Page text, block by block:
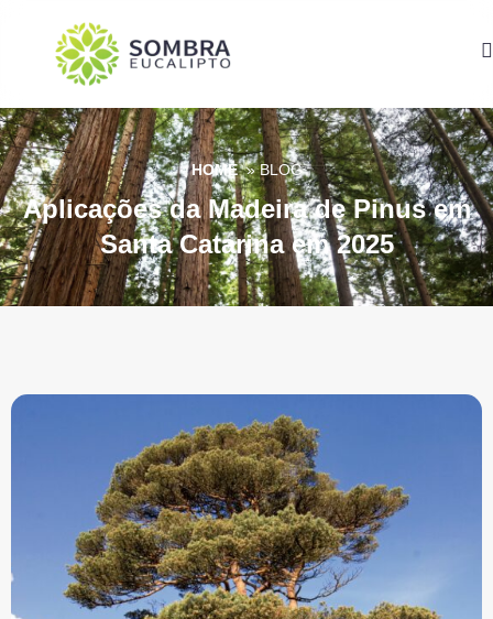
Aplicações da Madeira de Pinus em
Santa Catarina em 2025
HOME» BLOG